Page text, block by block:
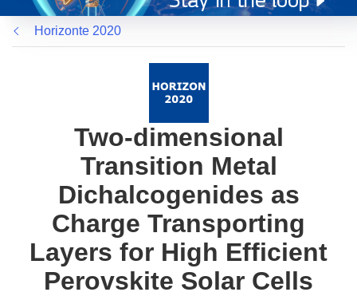
una
nueva
ventana)
Horizonte 2020
Two-dimensional
Transition Metal
Dichalcogenides as
Charge Transporting
Layers for High Efficient
Perovskite Solar Cells